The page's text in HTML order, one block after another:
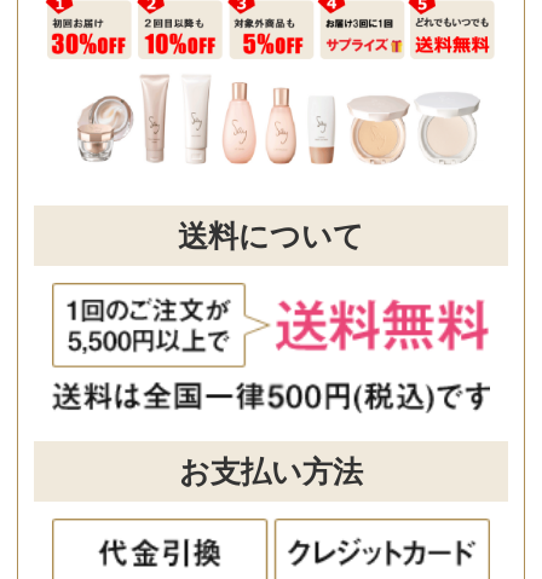
他の商品をみる
体験教室
基本・特別教室のご案内
Sayお客様センター
受付時間 9:00～11:15/12:00～16:00（休み：日
曜・祝日）
お問い合わせはこちら
Pagetop
企業情報 ご利用ガイド ご利用規約
特定商取引に基づく表示
個人情報保護方針
Copyright（C）2023 shibataHD All rights reserved.